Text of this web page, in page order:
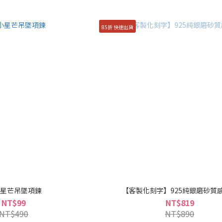
芒吊墜項鍊
NT$99
85折 快速出貨
【客製化刻字】925純銀磨砂質
NT$819
NT$890